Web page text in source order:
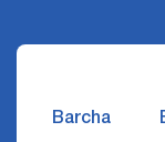
Barcha